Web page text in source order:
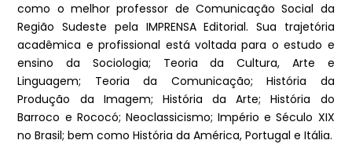
como o melhor professor de Comunicação Social da
Região Sudeste pela IMPRENSA Editorial. Sua trajetória
acadêmica e profissional está voltada para o estudo e
ensino da Sociologia; Teoria da Cultura, Arte e
Linguagem; Teoria da Comunicação; História da
Produção da Imagem; História da Arte; História do
Barroco e Rococó; Neoclassicismo; Império e Século XIX
no Brasil; bem como História da América, Portugal e Itália.